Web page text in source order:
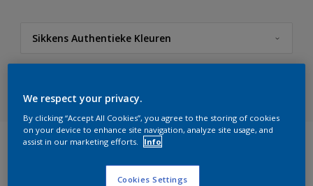
Sikkens Authentieke Kleuren
Sikkens Colour Futures 2025
Filters
We respect your privacy.
By clicking “Accept All Cookies”, you agree to the storing of cookies
on your device to enhance site navigation, analyze site usage, and
assist in our marketing efforts.
Info
Cookies Settings